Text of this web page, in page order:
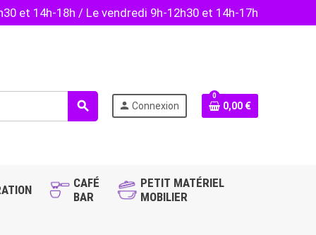
et 14h-18h / Le vendredi 9h-12h30 et 14h-17h
search person Connexion
0
0,00 €
CAFÉ
BAR
PETIT MATÉRIEL
MOBILIER